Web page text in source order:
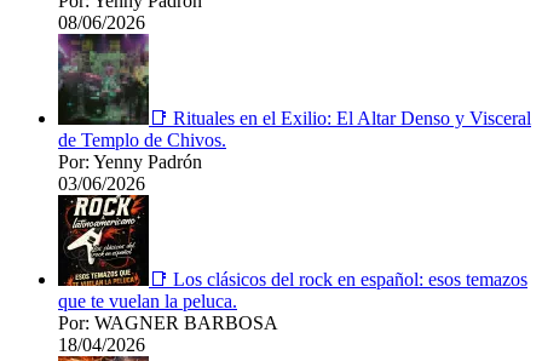
08/06/2026
📑 Rituales en el Exilio: El Altar Denso y Visceral
de Templo de Chivos.
Por: Yenny Padrón
03/06/2026
📑 Los clásicos del rock en español: esos temazos
que te vuelan la peluca.
Por: WAGNER BARBOSA
18/04/2026